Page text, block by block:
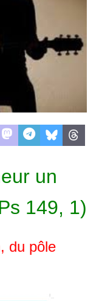
un
149, 1)
du pôle